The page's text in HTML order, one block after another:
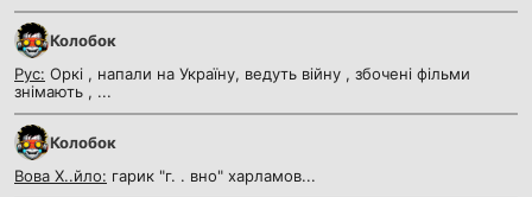
Колобок
Рус: Оркі , напали на Україну, ведуть війну , збочені фільми
знімають , ...
Колобок
Вова Х..йло: гарик "г. . вно" харламов...